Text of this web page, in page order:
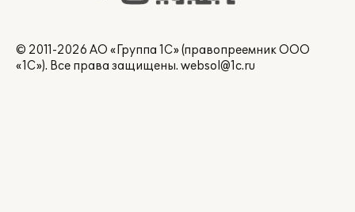
© 2011-2026 АО «Группа 1С» (правопреемник ООО
«1С»). Все права защищены. websol@1c.ru